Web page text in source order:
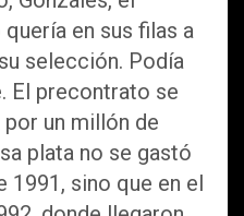
en sus filas a
selección. Podía
El precontrato se
un millón de
plata no se gastó
1991, sino que en el